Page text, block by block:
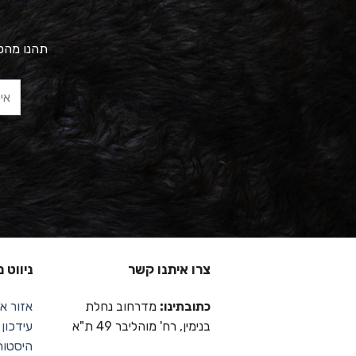
תהנו
צרו איתנו קשר
כתובתינו: מדרחוב נחלת
בנימין, רח' מוהליבר 49 ת"א
ניווט
אזור